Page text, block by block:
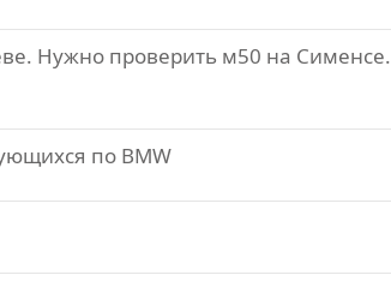
Нужно проверить м50 на Сименсе.
по BMW